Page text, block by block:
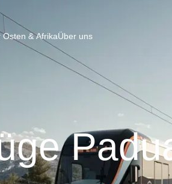
Osten & AfrikaÜber uns